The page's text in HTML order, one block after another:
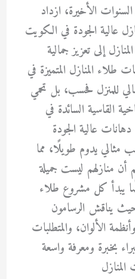
الأخيرة، ازداد
عالية الجودة في الكويت
إلى تعزيز جمالية
طلاء المنازل المتميزة في
للمنزل فحسب، بل تحمي
القاسية السائدة في
عالية الجودة
يدوم طويلًا، مما
أن منازلهم ليست جميلة
يبدأ كل مشروع طلاء
يناقش الرسامون
الألوان، والمتطلبات
بخبرة ومعرفة واسعة